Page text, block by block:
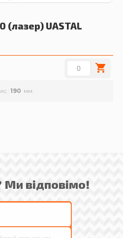
(лазер) UASTAL
190
Ми відповімо!